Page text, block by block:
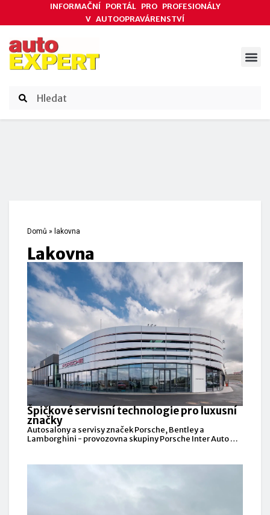
INFORMAČNÍ PORTÁL PRO PROFESIONÁLY
V AUTOOPRAVÁRENSTVÍ
Domů » lakovna
lakovna
Špičkové servisní technologie pro luxusní
značky
Autosalony a servisy značek Porsche, Bentley a
Lamborghini - provozovna skupiny Porsche Inter Auto CZ